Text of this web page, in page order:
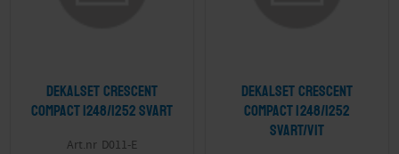
Dekalset Crescent
Compact 1248/1252 Svart
D011-E
Dekalset Crescent
Compact 1248/1252
Svart/Vit